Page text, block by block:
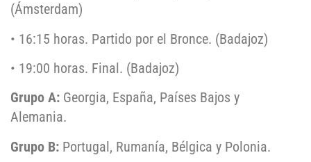
(Ámsterdam)
• 16:15 horas. Partido por el Bronce. (Badajoz)
• 19:00 horas. Final. (Badajoz)
Grupo A: Georgia, España, Países Bajos y
Alemania.
Grupo B: Portugal, Rumanía, Bélgica y Polonia.